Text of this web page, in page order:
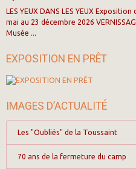
LES YEUX DANS LES YEUX
mai au 23 décembre 2026
Musée ...
EXPOSITION EN PRÊT
IMAGES D’ACTUALITÉ
Les "Oubliés" de la Toussaint
70 ans de la fermeture du camp